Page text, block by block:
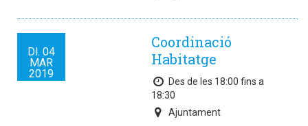
Dl. 04
MAR
2019
Coordinació
Habitatge
Des de les 18:00 fins a
18:30
Ajuntament